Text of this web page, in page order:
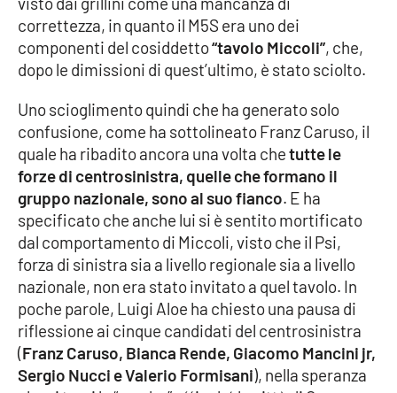
Economia e Lavoro
Politica
Sanità
Società
Sport
RUBRICHE
Good Morning Vietnam
Parchi Marini Calabria
correttezza, in quanto il M5S era uno dei
componenti del cosiddetto“tavolo Miccoli”, che,
dopo le dimissioni di quest’ultimo, è stato sciolto.
Uno scioglimento quindi che ha generato solo
confusione, come ha sottolineato Franz Caruso, il
quale ha ribadito ancora una volta chetutte le
forze di centrosinistra, quelle che formano il
gruppo nazionale, sono al suo fianco. E ha
specificato che anche lui si è sentito mortificato
dal comportamento di Miccoli, visto che il Psi,
forza di sinistra sia a livello regionale sia a livello
nazionale, non era stato invitato a quel tavolo. In
poche parole, Luigi Aloe ha chiesto una pausa di
riflessione ai cinque candidati del centrosinistra
(Franz Caruso, Bianca Rende, Giacomo Mancini jr,
Sergio Nucci e Valerio Formisani), nella speranza